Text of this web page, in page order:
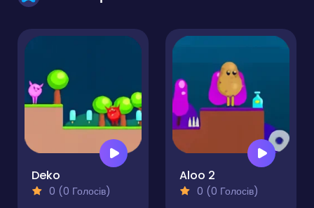
Deko
0 (0 Голосів)
Aloo 2
0 (0 Голосів)